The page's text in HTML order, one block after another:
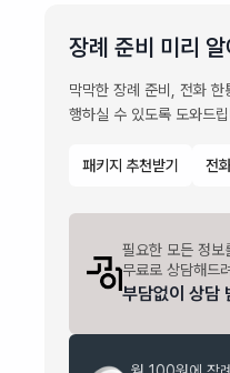
장례 준비 미리 알
막막한 장례 준비, 전화
행하실 수 있도록 도와드
패키지 추천받기 전
필요한 모든 정보
무료로 상담해드
부담없이 상담